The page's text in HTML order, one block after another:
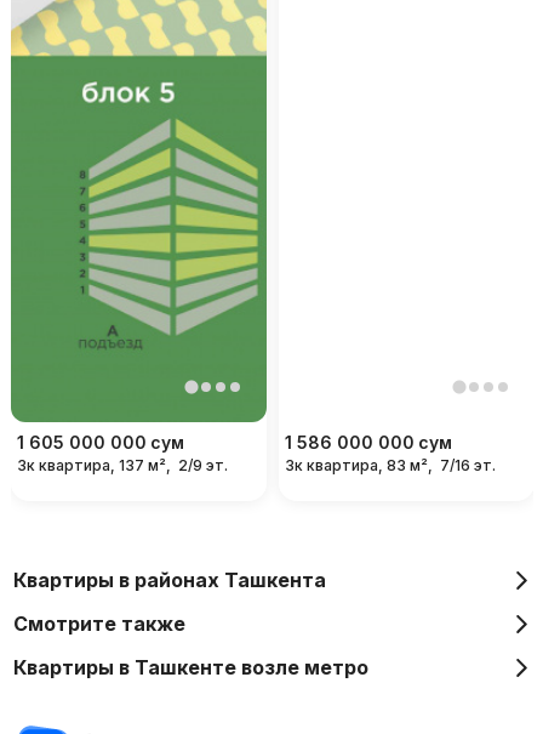
1 605 000 000 сум
3к квартира, 137 м², 2/9 эт.
1 586 000 000 сум
3к квартира, 83 м², 7/16 эт.
Квартиры в районах Ташкента
Смотрите также
Квартиры в Ташкенте возле метро